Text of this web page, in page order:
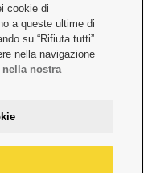
cookie di
a queste ultime di
su “Rifiuta tutti”
nella navigazione
nostra